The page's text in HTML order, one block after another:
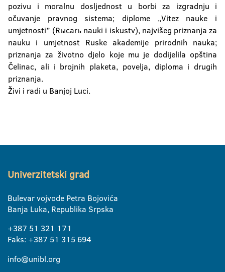
pozivu i moralnu dosljednost u borbi za izgradnju i
očuvanje pravnog sistema; diplome „Vitez nauke i
umjetnosti” (Rыcarь nauki i iskustv), najvišeg priznanja za
nauku i umjetnost Ruske akademije prirodnih nauka;
priznanja za životno djelo koje mu je dodijelila opština
Čelinac, ali i brojnih plaketa, povelja, diploma i drugih
priznanja.
Živi i radi u Banjoj Luci.
Univerzitetski grad
Bulevar vojvode Petra Bojovića
Banja Luka, Republika Srpska
+387 51 321 171
Faks: +387 51 315 694
info@unibl.org